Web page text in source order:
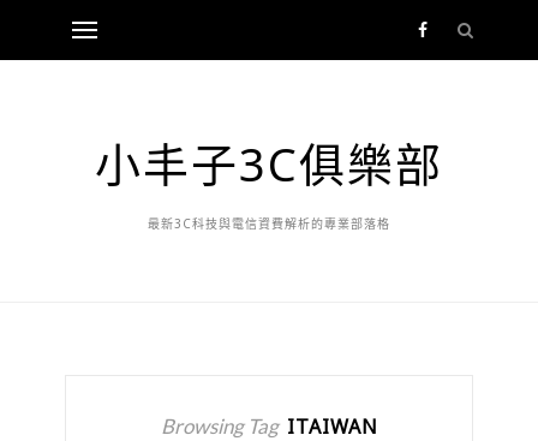
小丰子3C俱樂部
最新3C科技與電信資費解析的專業部落格
Browsing Tag ITAIWAN